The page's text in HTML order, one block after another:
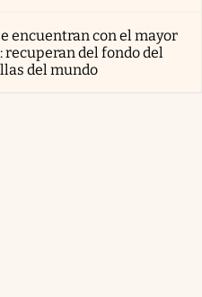
encuentran con el mayor
del fondo del
del mundo